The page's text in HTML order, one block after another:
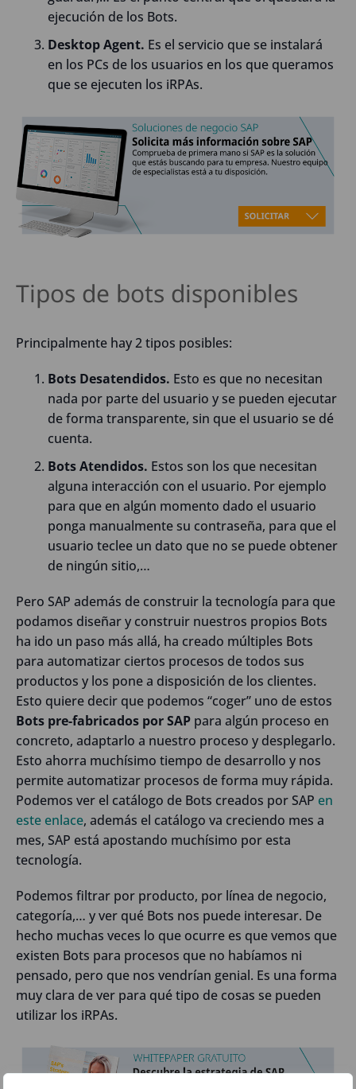
ejecución de los Bots.
Desktop Agent. Es el servicio que se instalará
en los PCs de los usuarios en los que queramos
que se ejecuten los iRPAs.
Tipos de bots disponibles
Principalmente hay 2 tipos posibles:
Bots Desatendidos. Esto es que no necesitan
nada por parte del usuario y se pueden ejecutar
de forma transparente, sin que el usuario se dé
cuenta.
Bots Atendidos. Estos son los que necesitan
alguna interacción con el usuario. Por ejemplo
para que en algún momento dado el usuario
ponga manualmente su contraseña, para que el
usuario teclee un dato que no se puede obtener
de ningún sitio,…
Pero SAP además de construir la tecnología para que
podamos diseñar y construir nuestros propios Bots
ha ido un paso más allá, ha creado múltiples Bots
para automatizar ciertos procesos de todos sus
productos y los pone a disposición de los clientes.
Esto quiere decir que podemos “coger” uno de estos
Bots pre-fabricados por SAP para algún proceso en
concreto, adaptarlo a nuestro proceso y desplegarlo.
Esto ahorra muchísimo tiempo de desarrollo y nos
permite automatizar procesos de forma muy rápida.
Podemos ver el catálogo de Bots creados por SAP en
este enlace, además el catálogo va creciendo mes a
mes, SAP está apostando muchísimo por esta
tecnología.
Podemos filtrar por producto, por línea de negocio,
categoría,… y ver qué Bots nos puede interesar. De
hecho muchas veces lo que ocurre es que vemos que
existen Bots para procesos que no habíamos ni
pensado, pero que nos vendrían genial. Es una forma
muy clara de ver para qué tipo de cosas se pueden
utilizar los iRPAs.